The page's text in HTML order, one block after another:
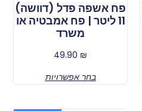
פח אשפה פדל (דוושה)
11 ליטר | פח אמבטיה או
משרד
49.90 ₪
בחר אפשרויות